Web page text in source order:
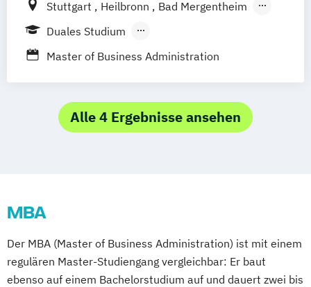
Stuttgart Heilbronn
Bad Mergentheim
Friedrichshafen
Ravensburg Villingen-Schwenningen
Horb am Neckar
Duales Studium
Berufsbegleitendes Präsenzstudium
Master of Business Administration
Alle 4 Ergebnisse ansehen
MBA
Der MBA (Master of Business Administration) ist mit einem
regulären Master-Studiengang vergleichbar: Er baut
ebenso auf einem Bachelorstudium auf und dauert zwei bis